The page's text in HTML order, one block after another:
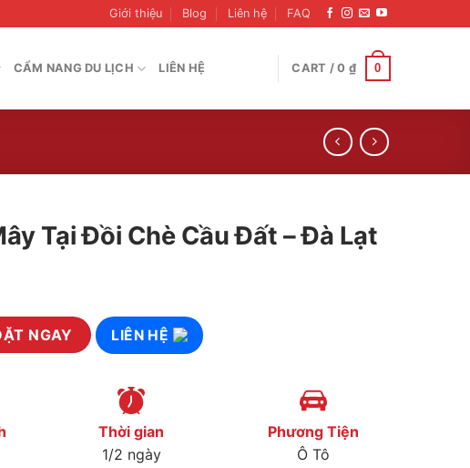
Giới thiệu Blog Liên hệ FAQ
CẨM NANG DU LỊCH LIÊN HỆ CART /0 ₫ 0
Tại Đồi Chè Cầu Đất – Đà Lạt
Chè Cầu Đất - Đà Lạt quantity
NGAY LIÊN HỆ
Thời gian
1/2 ngày
Phương Tiện
Ô Tô